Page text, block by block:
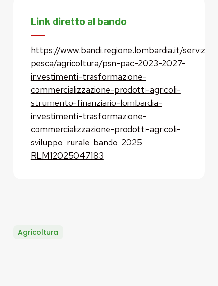
Link diretto al bando
https://www.bandi.regione.lombardia.it/
pesca/agricoltura/psn-pac-2023-2027-
investimenti-trasformazione-
commercializzazione-prodotti-agricoli-
strumento-finanziario-lombardia-
investimenti-trasformazione-
commercializzazione-prodotti-agricoli-
sviluppo-rurale-bando-2025-
RLM12025047183
Agricoltura